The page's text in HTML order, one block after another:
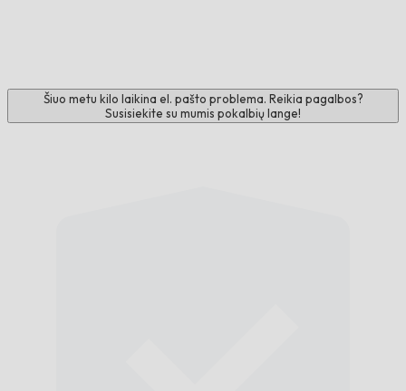
Šiuo metu kilo laikina el. pašto problema. Reikia pagalbos?
Susisiekite su mumis pokalbių lange!